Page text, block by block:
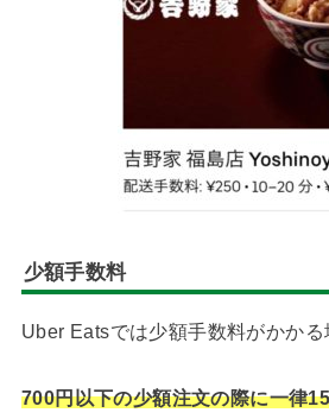
少額手数料
Uber Eatsでは少額手数料がかかる
700円以下の少額注文の際に一律